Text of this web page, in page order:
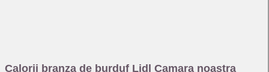
Calorii branza de burduf Lidl Camara noastra